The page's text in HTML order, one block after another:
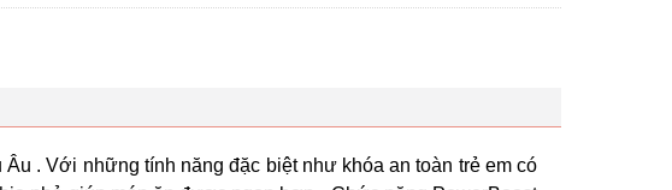
. Với những tính năng đặc biệt như khóa an toàn trẻ em có